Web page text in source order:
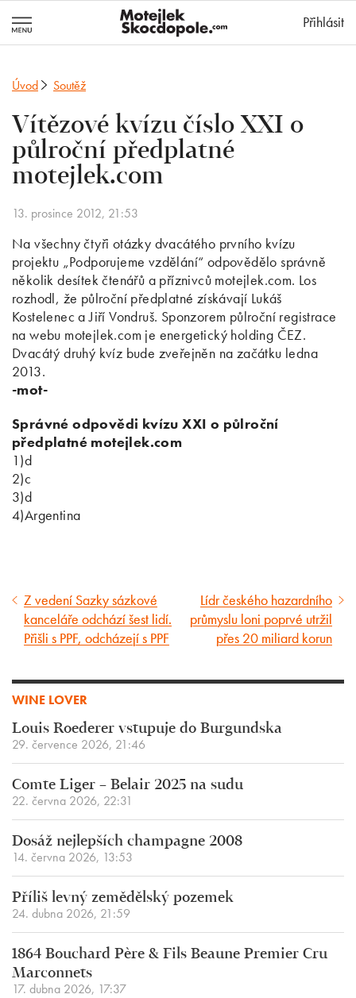
Přihlásit
Úvod Soutěž
Vítězové kvízu číslo XXI o
půlroční předplatné
motejlek.com
13. prosince 2012, 21:53
Na všechny čtyři otázky dvacátého prvního kvízu
projektu „Podporujeme vzdělání“ odpovědělo správně
několik desítek čtenářů a příznivců motejlek.com. Los
rozhodl, že půlroční předplatné získávají Lukáš
Kostelenec a Jiří Vondruš. Sponzorem půlroční registrace
na webu motejlek.com je energetický holding ČEZ.
Dvacátý druhý kvíz bude zveřejněn na začátku ledna
2013.
-mot-
Správné odpovědi kvízu XXI o půlroční
předplatné motejlek.com
1)d
2)c
3)d
4)Argentina
Předcházející
článek
Z vedení Sazky sázkové
kanceláře odchází šest lidí.
Přišli s PPF, odcházejí s PPF
Následující
článek
Lídr českého hazardního
průmyslu loni poprvé utržil
přes 20 miliard korun
WINE LOVER
Louis Roederer vstupuje do Burgundska
29. července 2026, 21:46
Comte Liger – Belair 2025 na sudu
22. června 2026, 22:31
Dosáž nejlepších champagne 2008
14. června 2026, 13:53
Příliš levný zemědělský pozemek
24. dubna 2026, 21:59
1864 Bouchard Père & Fils Beaune Premier Cru
Marconnets
17. dubna 2026, 17:37